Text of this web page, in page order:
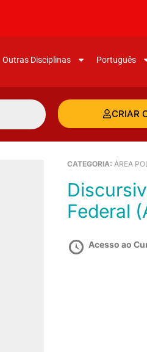
Outras Disciplinas Português
CRIAR
CATEGORIA: ÁREA
Discursivas + Português para a Polícia
Federal
Acesso ao